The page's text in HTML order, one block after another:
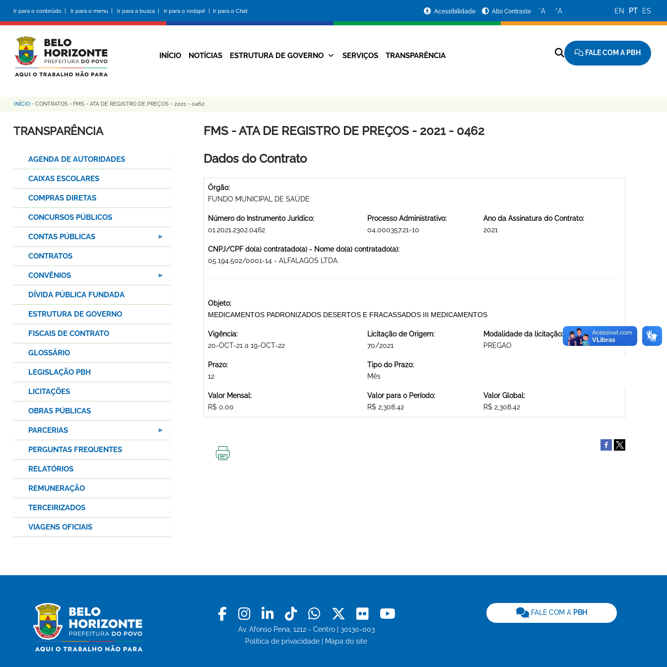
conteúdo
principal
Ir para o conteúdo | Ir para o menu | Ir para a busca | Ir para o rodapé | Ir para o Chat
da
Prefeitura
Acessibilidade Alto Contraste −A +A EN PT ES
Navegação
INÍCIO NOTÍCIAS ESTRUTURA DE GOVERNO SERVIÇOS TRANSPARÊNCIA FALE COM A PBH
Trilha
de
INÍCIO - CONTRATOS - FMS - ATA DE REGISTRO DE PREÇOS - 2021 - 0462
FMS - ATA DE REGISTRO DE PREÇOS - 2021 - 0462
Dados do Contrato
Órgão:
FUNDO MUNICIPAL DE SAÚDE
Número do Instrumento Jurídico:
01.2021.2302.0462
Processo Administrativo:
04.000357.21-10
Ano da Assinatura do Contrato:
2021
CNPJ/CPF do(a) contratado(a) - Nome do(a) contratado(a):
05.194.502/0001-14 - ALFALAGOS LTDA.
Objeto:
MEDICAMENTOS PADRONIZADOS DESERTOS E FRACASSADOS III MEDICAMENTOS
Vigência:
20-OCT-21 a 19-OCT-22
Licitação de Origem:
70/2021
Modalidade da licitação:
PREGAO
Prazo:
12
Tipo do Prazo:
Mês
Valor Mensal:
R$ 0.00
Valor para o Período:
R$ 2,308.42
Valor Global:
R$ 2,308.42
TRANSPARÊNCIA
AGENDA DE AUTORIDADES
CAIXAS ESCOLARES
COMPRAS DIRETAS
CONCURSOS PÚBLICOS
CONTAS PÚBLICAS
CONTRATOS
CONVÊNIOS
DÍVIDA PÚBLICA FUNDADA
ESTRUTURA DE GOVERNO
FISCAIS DE CONTRATO
GLOSSÁRIO
LEGISLAÇÃO PBH
LICITAÇÕES
OBRAS PÚBLICAS
PARCERIAS
PERGUNTAS FREQUENTES
RELATÓRIOS
REMUNERAÇÃO
TERCEIRIZADOS
VIAGENS OFICIAIS
Facebook
Instagram
LinkedinTiktokWhatsapp
X Flickr
Av. Afonso Pena, 1212 - Centro | 30130-003
Política de privacidade
Mapa do site
FALE COM A PBH